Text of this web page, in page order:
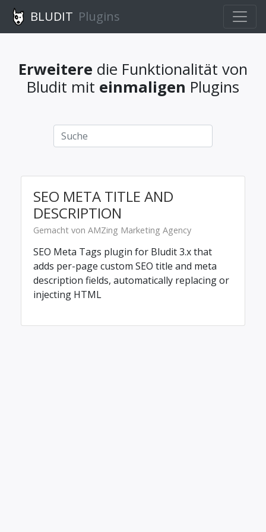
BLUDIT Plugins
Erweitere die Funktionalität von
Bludit mit einmaligen Plugins
SEO META TITLE AND
DESCRIPTION
Gemacht von AMZing Marketing Agency
SEO Meta Tags plugin for Bludit 3.x that
adds per-page custom SEO title and meta
description fields, automatically replacing or
injecting HTML